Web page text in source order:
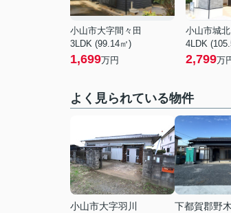
小山市大字間々田
3LDK (99.14㎡)
1,699万円
小山市城
4LDK
2,799万
よく見られている物件
小山市大字羽川
下都賀郡野